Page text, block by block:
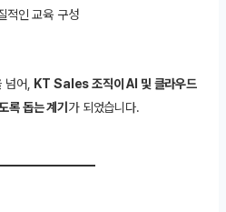
적인 교육 구성
넘어, KT Sales 조직이 AI 및 클라우드
록 돕는 계기 가 되었습니다.